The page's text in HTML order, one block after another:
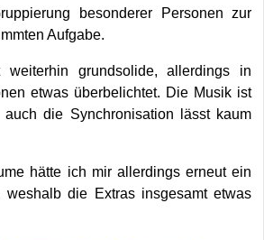
besonderer Personen zur
Aufgabe.
grundsolide, allerdings in
etwas überbelichtet. Die Musik ist
die Synchronisation lässt kaum
hätte ich mir allerdings erneut ein
weshalb die Extras insgesamt etwas